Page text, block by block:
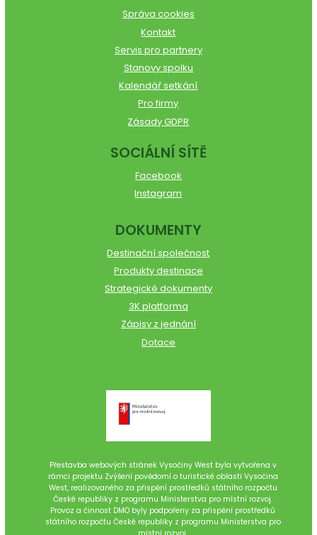
Správa cookies
Kontakt
Servis pro partnery
Stanovy spolku
Kalendář setkání
Pro firmy
Zásady GDPR
SOCIÁLNÍ SÍTĚ
Facebook
Instagram
DOKUMENTY
Destinační společnost
Produkty destinace
Strategické dokumenty
3K platforma
Zápisy z jednání
Dotace
Přestavba webových stránek Vysočiny West byla vytvořena v
rámci projektu Zvýšení povědomí o turistické oblasti Vysočina
West, realizovaného za přispění prostředků státního rozpočtu
České republiky z programu Ministerstva pro místní rozvoj.
Provoz a činnost DMO byly podpořeny za přispění prostředků
státního rozpočtu České republiky z programu Ministerstva pro